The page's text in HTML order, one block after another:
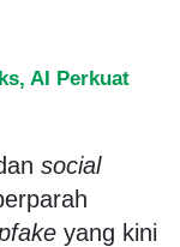
AI Perkuat
social
yang kini